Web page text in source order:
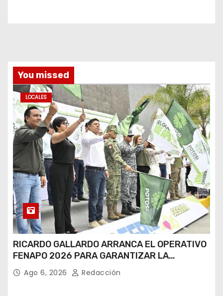
You missed
LOCALES
RICARDO GALLARDO ARRANCA EL OPERATIVO
FENAPO 2026 PARA GARANTIZAR LA
SEGURIDAD DE MÁS DE 9 MILLONES DE
VISITANTES
Ago 6, 2026 Redacción